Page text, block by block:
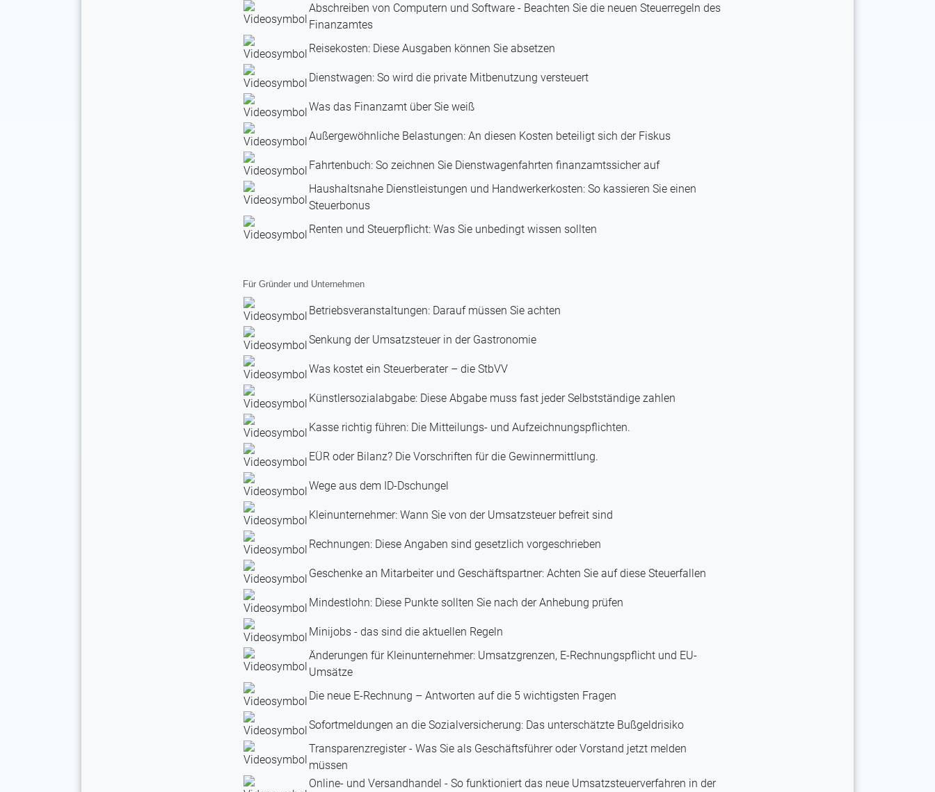
Abschreiben von Computern und Software - Beachten Sie die neuen Steuerregeln des
Finanzamtes
Reisekosten: Diese Ausgaben können Sie absetzen
Dienstwagen: So wird die private Mitbenutzung versteuert
Was das Finanzamt über Sie weiß
Außergewöhnliche Belastungen: An diesen Kosten beteiligt sich der Fiskus
Fahrtenbuch: So zeichnen Sie Dienstwagenfahrten finanzamtssicher auf
Haushaltsnahe Dienstleistungen und Handwerkerkosten: So kassieren Sie einen
Steuerbonus
Renten und Steuerpflicht: Was Sie unbedingt wissen sollten
Für Gründer und Unternehmen
Betriebsveranstaltungen: Darauf müssen Sie achten
Senkung der Umsatzsteuer in der Gastronomie
Was kostet ein Steuerberater – die StbVV
Künstlersozialabgabe: Diese Abgabe muss fast jeder Selbstständige zahlen
Kasse richtig führen: Die Mitteilungs- und Aufzeichnungspflichten.
EÜR oder Bilanz? Die Vorschriften für die Gewinnermittlung.
Wege aus dem ID-Dschungel
Kleinunternehmer: Wann Sie von der Umsatzsteuer befreit sind
Rechnungen: Diese Angaben sind gesetzlich vorgeschrieben
Geschenke an Mitarbeiter und Geschäftspartner: Achten Sie auf diese Steuerfallen
Mindestlohn: Diese Punkte sollten Sie nach der Anhebung prüfen
Minijobs - das sind die aktuellen Regeln
Änderungen für Kleinunternehmer: Umsatzgrenzen, E-Rechnungspflicht und EU-
Umsätze
Die neue E-Rechnung – Antworten auf die 5 wichtigsten Fragen
Sofortmeldungen an die Sozialversicherung: Das unterschätzte Bußgeldrisiko
Transparenzregister - Was Sie als Geschäftsführer oder Vorstand jetzt melden
müssen
Online- und Versandhandel - So funktioniert das neue Umsatzsteuerverfahren in der